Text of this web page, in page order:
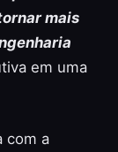
mais
em uma
com a